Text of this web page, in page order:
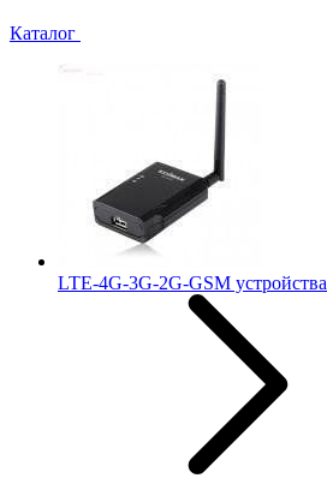
Каталог
LTE-4G-3G-2G-GSM устройства